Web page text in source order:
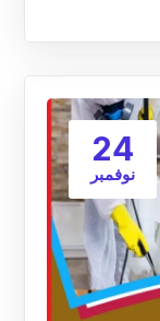
24
نوفمبر